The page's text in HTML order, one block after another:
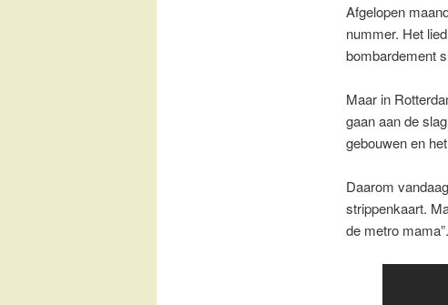
Afgelopen
nummer. Het
bombardement
Maar in
gaan aan de
gebouwen en
Daarom
strippenkaart.
de metro